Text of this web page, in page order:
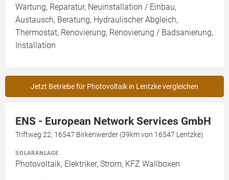
Wartung, Reparatur, Neuinstallation / Einbau,
Austausch, Beratung, Hydraulischer Abgleich,
Thermostat, Renovierung, Renovierung / Badsanierung,
Installation
Jetzt Betriebe für Photovoltaik in Lentzke vergleichen
ENS - European Network Services GmbH
Triftweg 22, 16547 Birkenwerder (39km von 16547 Lentzke)
SOLARANLAGE
Photovoltaik, Elektriker, Strom, KFZ Wallboxen